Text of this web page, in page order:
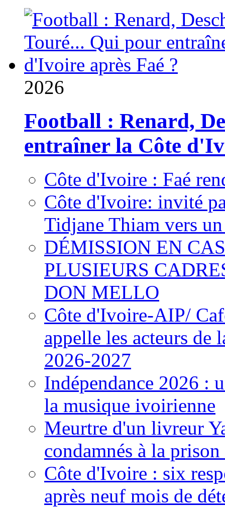
2026
Football : Renard,
entraîner la Côte
Côte d'Ivoire : Faé
Côte d'Ivoire: invité
Tidjane Thiam vers
DÉMISSION EN
PLUSIEURS
DON MELLO
Côte d'Ivoire-AIP/
appelle les acteurs de
2026-2027
Indépendance 2026 :
la musique ivoirienne
Meurtre d'un livreur
condamnés à la
Côte d'Ivoire : six
après neuf mois de